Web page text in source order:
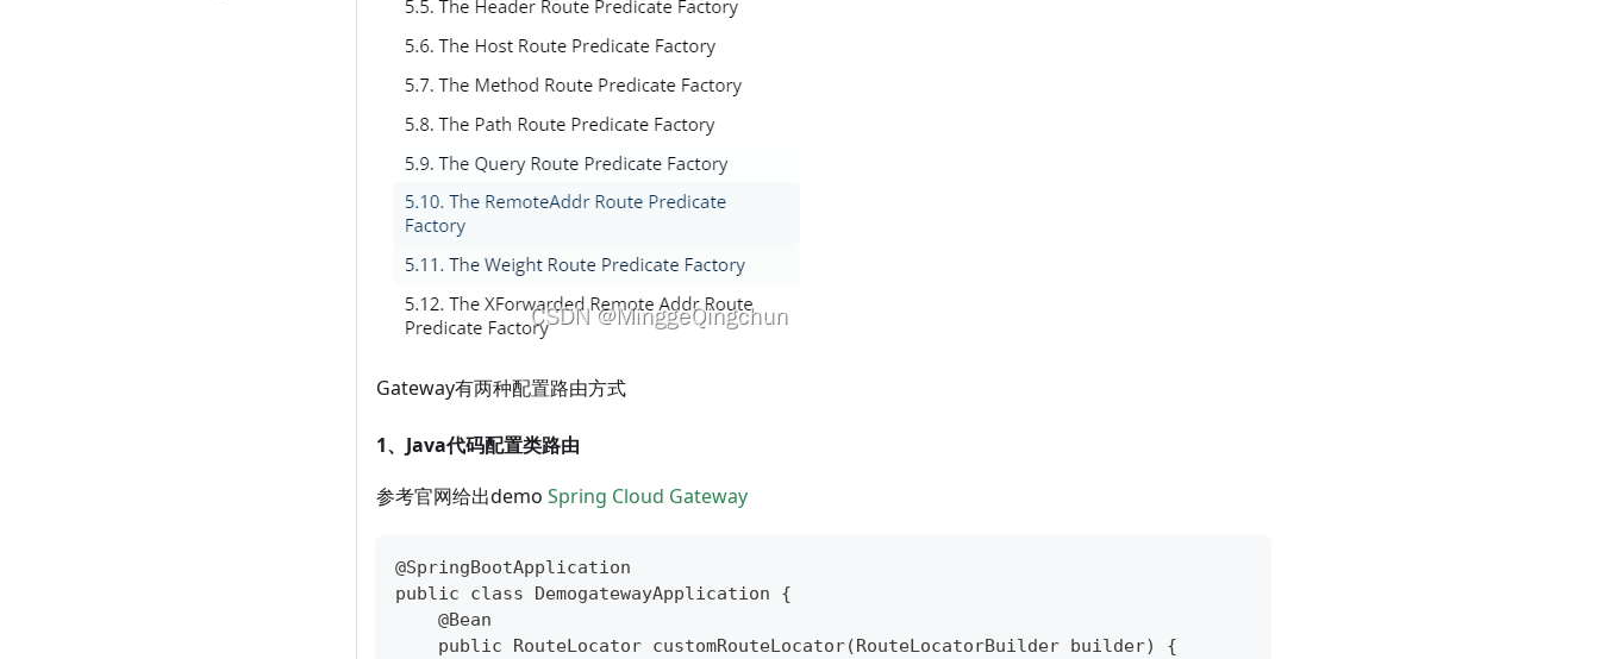
Gateway有两种配置路由方式
1、Java代码配置类路由
参考官网给出demo Spring Cloud Gateway
@SpringBootApplication
public class DemogatewayApplication {
    @Bean
    public RouteLocator customRouteLocator(RouteLocatorBuilder builder) {